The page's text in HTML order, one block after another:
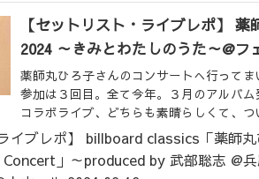
【セットリスト・ライブレポ】
2024 ～きみとわたしのうた～@
薬師丸ひろ子さんのコンサートへ行って
参加は３回目。全て今年。３月のアルバ
コラボライブ、どちらも素晴らしくて、
た。フェスティバルホールで...